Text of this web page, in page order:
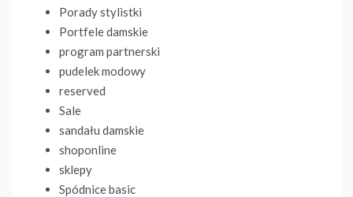
Porady stylistki
Portfele damskie
program partnerski
pudelek modowy
reserved
Sale
sandału damskie
shoponline
sklepy
Spódnice basic